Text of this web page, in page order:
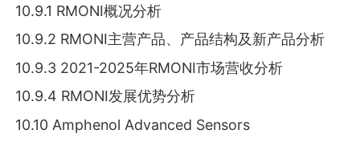
10.9.1 RМОNІ概况分析
10.9.2 RМОNІ主营产品、产品结构及新产品分析
10.9.3 2021-2025年RМОNІ市场营收分析
10.9.4 RМОNІ发展优势分析
10.10 Аmрhеnоl Аdvаnсеd Ѕеnѕоrѕ